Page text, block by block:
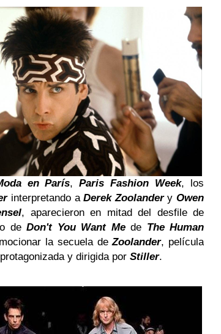
en París,Paris Fashion Week, los
interpretando aDerek Zoolandery Owen
, aparecieron en mitad del desfile de
de Don't You Want Mede The Human
la secuela deZoolander, película
y dirigida por Stiller.